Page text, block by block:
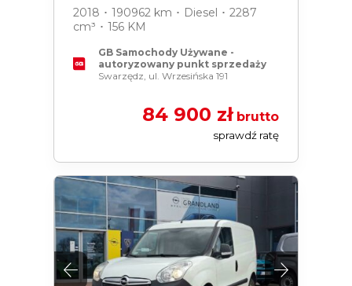
2018 ･ 190962 km ･ Diesel ･ 2287
cm³ ･ 156 KM
GB Samochody Używane -
autoryzowany punkt sprzedaży
Swarzędz, ul. Wrzesińska 191
84 900 złbrutto
sprawdź ratę